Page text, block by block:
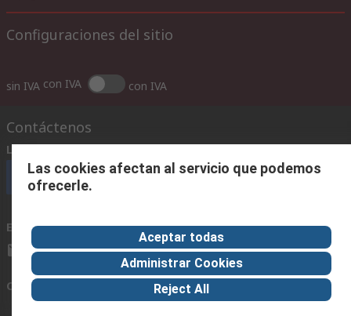
Configuraciones del sitio
sin IVA con IVA con IVA
Contáctenos
Llámenos (horario 8.30 - 17.30)
Llámenos
Envíenos un email usualmente respondemos en 24 horas
ventas@rschile.cl
Conectar con nosotros
Las cookies afectan al servicio que podemos
ofrecerle.
Aceptar todas
Administrar Cookies
Reject All